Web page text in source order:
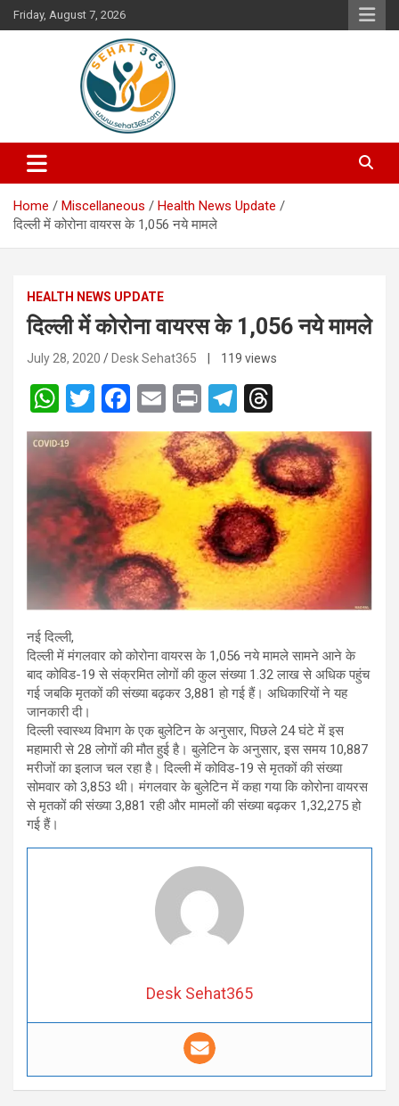
Skip
to
Friday, August 7, 2026
Sehat365
Your's Complete Health Guide
Home Miscellaneous
Health News Update
दिल्ली में कोरोना वायरस के 1,056 नये मामले
HEALTH NEWS UPDATE
दिल्ली में कोरोना वायरस के 1,056 नये मामले
July 28, 2020 Desk Sehat365 | 119 views
W
h
at
s
A
p
p
T
wi
tt
er
F
a
ce
b
o
o
k
E
m
ail
Pr
in
t
T
el
e
gr
a
m
hr
e
a
d
s
नई दिल्ली,
दिल्ली में मंगलवार को कोरोना वायरस के 1,056 नये मामले सामने आने के
बाद कोविड-19 से संक्रमित लोगों की कुल संख्या 1.32 लाख से अधिक पहुंच
गई जबकि मृतकों की संख्या बढ़कर 3,881 हो गई हैं। अधिकारियों ने यह
जानकारी दी।
दिल्ली स्वास्थ्य विभाग के एक बुलेटिन के अनुसार, पिछले 24 घंटे में इस
महामारी से 28 लोगों की मौत हुई है। बुलेटिन के अनुसार, इस समय 10,887
मरीजों का इलाज चल रहा है। दिल्ली में कोविड-19 से मृतकों की संख्या
सोमवार को 3,853 थी। मंगलवार के बुलेटिन में कहा गया कि कोरोना वायरस
से मृतकों की संख्या 3,881 रही और मामलों की संख्या बढ़कर 1,32,275 हो
गई हैं।
Desk Sehat365